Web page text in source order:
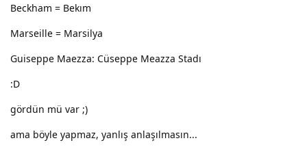
Beckham = Bekım
Marseille = Marsilya
Guiseppe Maezza: Cüseppe Meazza Stadı
:D
gördün mü var ;)
ama böyle yapmaz, yanlış anlaşılmasın...